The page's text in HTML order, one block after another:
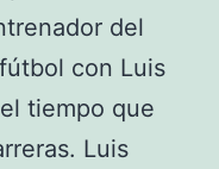
del
con Luis
tiempo que
Luis